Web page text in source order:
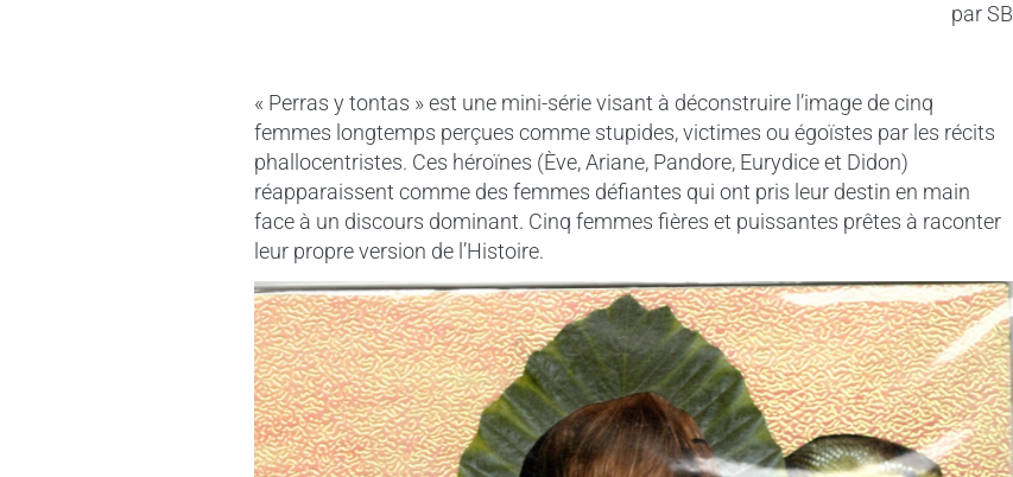
parSB
« Perras y tontas » est une mini-série visant à déconstruire l’image de cinq
femmes longtemps perçues comme stupides, victimes ou égoïstes par les récits
phallocentristes. Ces héroïnes (Ève, Ariane, Pandore, Eurydice et Didon)
réapparaissent comme des femmes défiantes qui ont pris leur destin en main
face à un discours dominant. Cinq femmes fières et puissantes prêtes à raconter
leur propre version de l’Histoire.